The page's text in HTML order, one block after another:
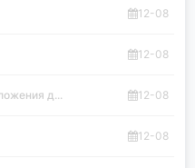
12-08
12-08
д... 12-08
12-08